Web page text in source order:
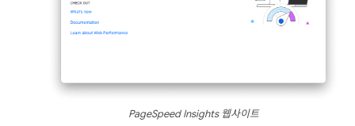
PageSpeed Insights 웹사이트